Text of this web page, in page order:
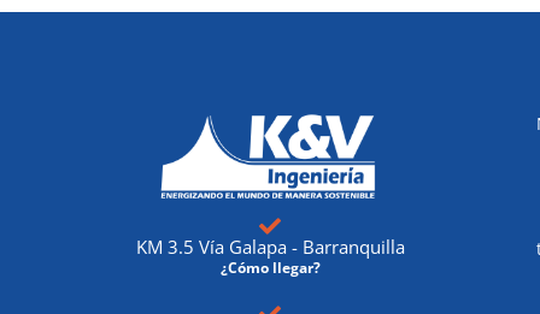
KM 3.5 Vía Galapa - Barranquilla
¿Cómo llegar?